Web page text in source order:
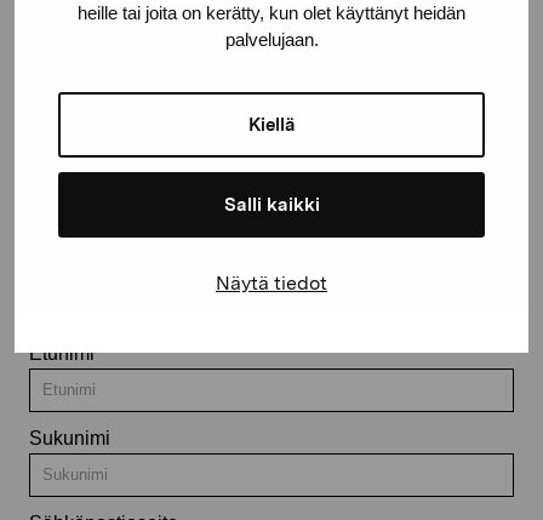
heille tai joita on kerätty, kun olet käyttänyt heidän
palvelujaan.
Kiellä
Salli kaikki
Näytä tiedot
Ota yhteyttä
Pysy ajantasalla näyttelyistä ja
tapahtumista
Etunimi
Sukunimi